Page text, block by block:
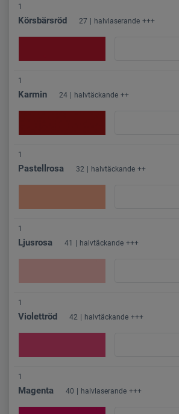
1
Körsbärsröd 27 halvlaserande +++
1
Karmin 24 halvtäckande ++
1
Pastellrosa 32 halvtäckande ++
1
Ljusrosa 41 halvtäckande +++
1
Violettröd 42 halvtäckande +++
1
Magenta 40 halvlaserande +++